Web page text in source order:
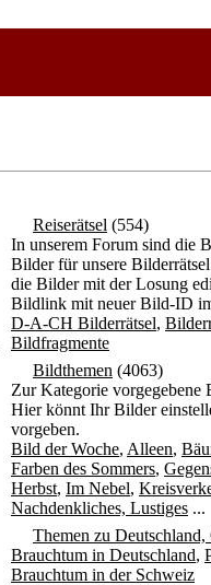
Reiserätsel (554)
In unserem Forum sind die
Bilder für unsere
die Bilder mit der Losung
Bildlink mit neuer Bild-ID
D-A-CH Bilderrätsel,
Bildfragmente
Bildthemen (4063)
Zur Kategorie vorgegebene
Hier könnt Ihr Bilder
vorgeben.
Bild der Woche, Alleen,
Farben des Sommers,
Herbst, Im Nebel,
Nachdenkliches, Lustiges ...
Themen zu
Brauchtum in Deutschland,
Brauchtum in der Schweiz